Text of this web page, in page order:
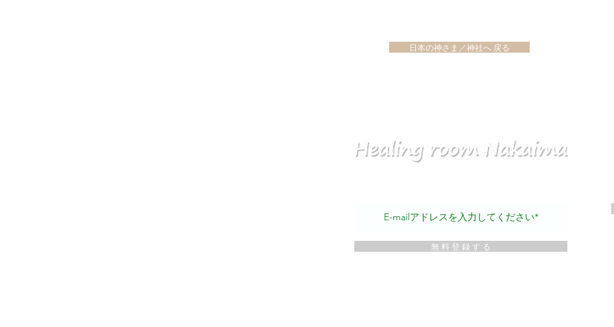
日本の神さま／神社へ 戻る
無 料 登 録 す る